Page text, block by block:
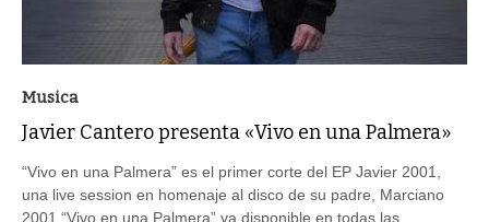
Musica
Javier Cantero presenta «Vivo en una Palmera»
“Vivo en una Palmera” es el primer corte del EP Javier 2001,
una live session en homenaje al disco de su padre, Marciano
2001.“Vivo en una Palmera” ya disponible en todas las